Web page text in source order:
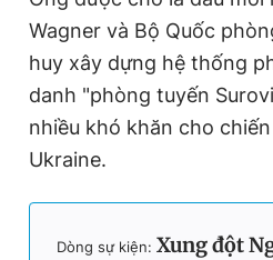
Wagner và Bộ Quốc
huy xây dựng hệ thống
danh "phòng tuyến
nhiều khó khăn cho
Ukraine.
Dòng sự kiện: Xung đột